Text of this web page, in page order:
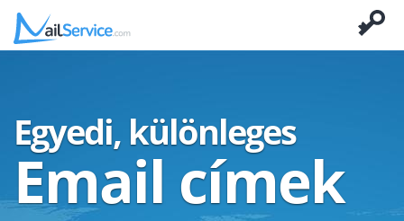
Egyedi, különleges
Email címek